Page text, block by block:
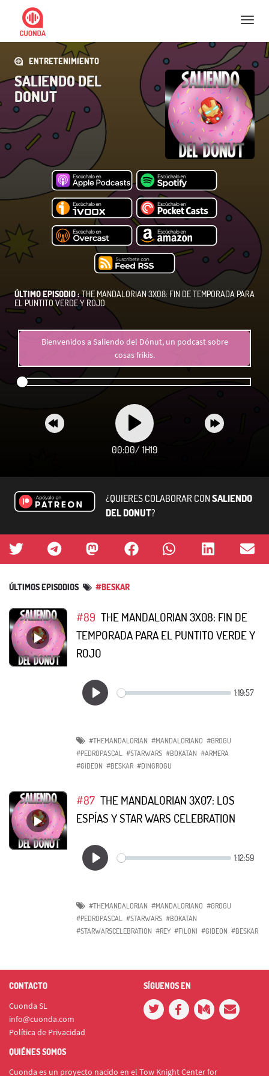
Nav
ENTRETENIMIENTO
SALIENDO DEL
DONUT
ÚLTIMO EPISODIO : THE MANDALORIAN 3X08: FIN DE TEMPORADA PARA
EL PUNTITO VERDE Y ROJO
Bienvenidos a Saliendo del Dónut, un podcast sobre
cosas frikis.
00:00/ 1H19
¿QUIERES COLABORAR CONSALIENDO
DEL DONUT?
ÚLTIMOS EPISODIOS #BESKAR
#89 THE MANDALORIAN 3X08: FIN DE
TEMPORADA PARA EL PUNTITO VERDE Y
ROJO
#THEMANDALORIAN #MANDALORIANO #GROGU
#PEDROPASCAL
#STARWARS #BOKATAN #ARMERA
#GIDEON #BESKAR #DINGROGU
#87 THE MANDALORIAN 3X07: LOS
ESPÍAS Y STAR WARS CELEBRATION
#THEMANDALORIAN #MANDALORIANO #GROGU
#PEDROPASCAL
#STARWARS #BOKATAN
#STARWARSCELEBRATION #REY #FILONI #GIDEON #BESKAR
CONTACTO
Cuonda SL
info@cuonda.com
Política de Privacidad
SÍGUENOS EN
QUIÉNES SOMOS
Cuonda es un proyecto nacido en el Tow Knight Center for